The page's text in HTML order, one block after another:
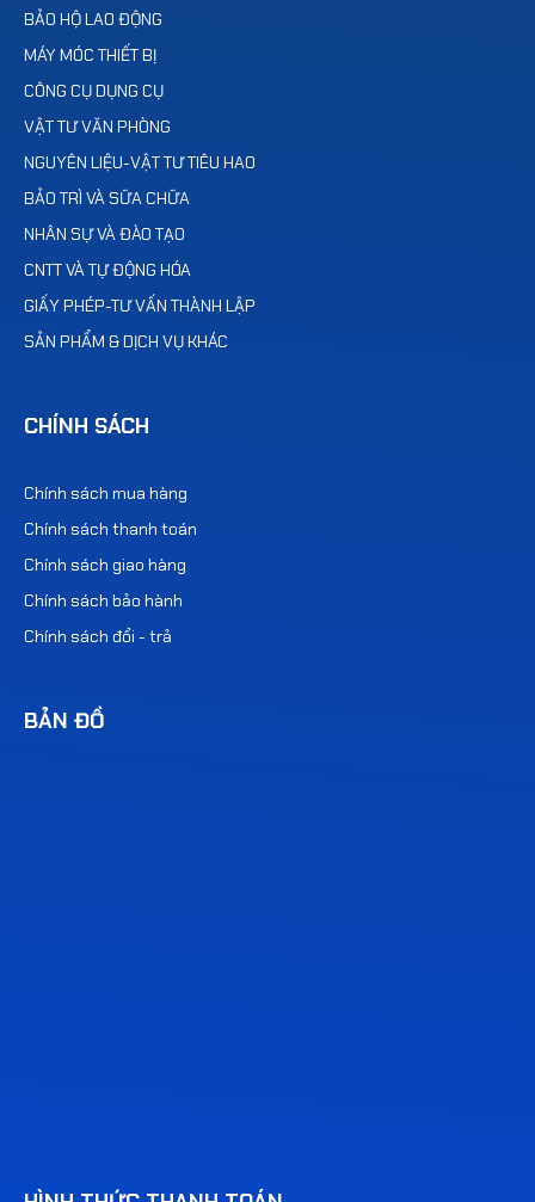
BẢO HỘ LAO ĐỘNG
MÁY MÓC THIẾT BỊ
CÔNG CỤ DỤNG CỤ
VẬT TƯ VĂN PHÒNG
NGUYÊN LIỆU-VẬT TƯ TIÊU HAO
BẢO TRÌ VÀ SỮA CHỮA
NHÂN SỰ VÀ ĐÀO TẠO
CNTT VÀ TỰ ĐỘNG HÓA
GIẤY PHÉP-TƯ VẤN THÀNH LẬP
SẢN PHẨM & DỊCH VỤ KHÁC
CHÍNH SÁCH
Chính sách mua hàng
Chính sách thanh toán
Chính sách giao hàng
Chính sách bảo hành
Chính sách đổi - trả
BẢN ĐỒ